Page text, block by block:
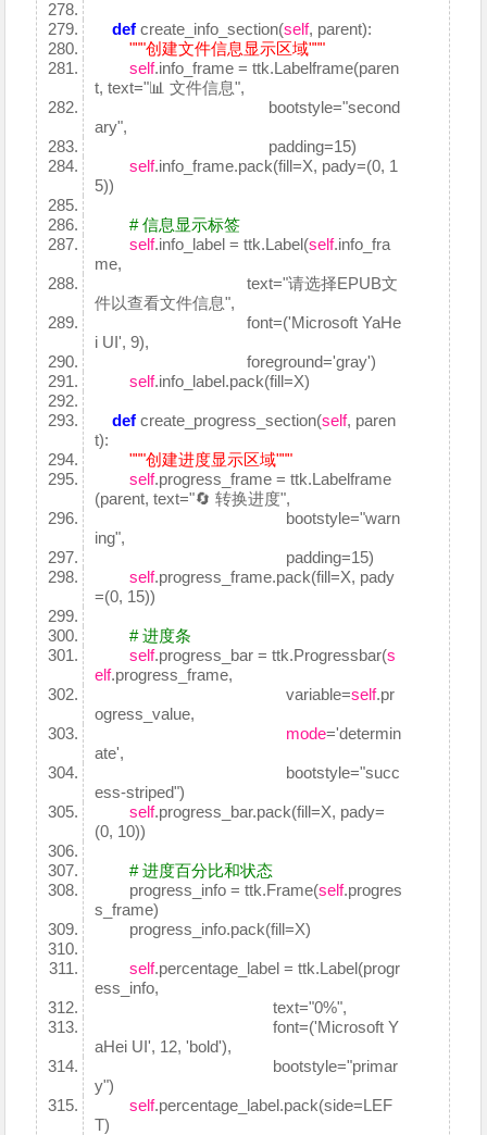
def create_info_section(self, parent):
"""创建文件信息显示区域"""
self.info_frame = ttk.Labelframe(paren
t, text="📊 文件信息",
bootstyle="second
ary",
padding=15)
self.info_frame.pack(fill=X, pady=(0, 1
5))
# 信息显示标签
self.info_label = ttk.Label(self.info_fra
me,
text="请选择EPUB文
件以查看文件信息",
font=('Microsoft YaHe
i UI', 9),
foreground='gray')
self.info_label.pack(fill=X)
def create_progress_section(self, paren
t):
"""创建进度显示区域"""
self.progress_frame = ttk.Labelframe
(parent, text="🔄 转换进度",
bootstyle="warn
ing",
padding=15)
self.progress_frame.pack(fill=X, pady
=(0, 15))
# 进度条
self.progress_bar = ttk.Progressbar(s
elf.progress_frame,
variable=self.pr
ogress_value,
mode='determin
ate',
bootstyle="succ
ess-striped")
self.progress_bar.pack(fill=X, pady=
(0, 10))
# 进度百分比和状态
progress_info = ttk.Frame(self.progres
s_frame)
progress_info.pack(fill=X)
self.percentage_label = ttk.Label(progr
ess_info,
text="0%",
font=('Microsoft Y
aHei UI', 12, 'bold'),
bootstyle="primar
y")
self.percentage_label.pack(side=LEF
T)